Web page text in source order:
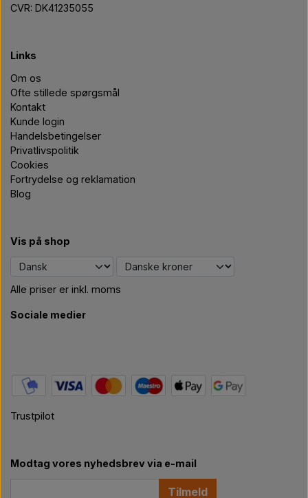
CVR: DK41235055
Links
Om os
Ofte stillede spørgsmål
Kontakt
Kunde login
Handelsbetingelser
Privatlivspolitik
Cookies
Fortrydelse og reklamation
Blog
Vis på shop
Alle priser er inkl. moms
Sociale medier
Trustpilot
Modtag vores nyhedsbrev via e-mail
Tilmeld